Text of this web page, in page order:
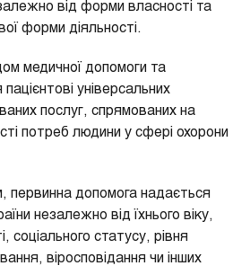
від форми власності та
форми діяльності.
медичної допомоги та
універсальних
послуг, спрямованих на
потреб людини у сфері охорони
первинна допомога надається
незалежно від їхнього віку,
соціального статусу, рівня
віросповідання чи інших